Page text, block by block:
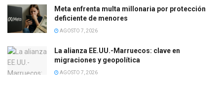
Meta enfrenta multa millonaria por protección
deficiente de menores
AGOSTO 7, 2026
La alianza EE.UU.-Marruecos: clave en
migraciones y geopolítica
AGOSTO 7, 2026